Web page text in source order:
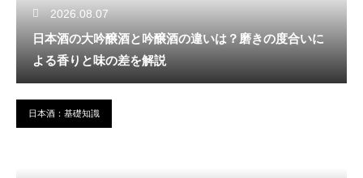
2026.08.07
日本酒の大吟醸酒と吟醸酒の違いは？磨きの度合いに
よる香りと味の差を解説
日本酒：基礎知識